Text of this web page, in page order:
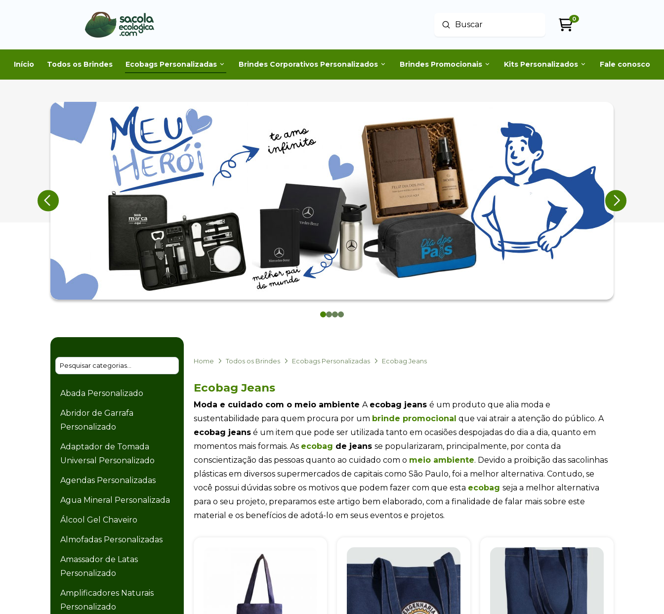
Buscar
Enviar
0
Início Todos os Brindes Ecobags Personalizadas Brindes Corporativos Personalizados Brindes Promocionais Kits Personalizados Fale conosco
01 23
Abada Personalizado
Abridor de Garrafa
Personalizado
Adaptador de Tomada
Universal Personalizado
Agendas Personalizadas
Agua Mineral Personalizada
Álcool Gel Chaveiro
Almofadas Personalizadas
Amassador de Latas
Personalizado
Amplificadores Naturais
Personalizado
Home Todos os Brindes Ecobags Personalizadas Ecobag Jeans
Ecobag Jeans
Moda e cuidado com o meio ambiente A ecobag jeans é um produto que alia moda e
sustentabilidade para quem procura por um brinde promocional que vai atrair a atenção do público. A
ecobag jeans é um item que pode ser utilizada tanto em ocasiões despojadas do dia a dia, quanto em
momentos mais formais. As ecobag de jeans se popularizaram, principalmente, por conta da
conscientização das pessoas quanto ao cuidado com o meio ambiente. Devido a proibição das sacolinhas
plásticas em diversos supermercados de capitais como São Paulo, foi a melhor alternativa. Contudo, se
você possui dúvidas sobre os motivos que podem fazer com que esta ecobag seja a melhor alternativa
para o seu projeto, preparamos este artigo bem elaborado, com a finalidade de falar mais sobre este
material e os benefícios de adotá-lo em seus eventos e projetos.